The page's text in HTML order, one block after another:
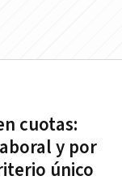
cuotas:
y por
único